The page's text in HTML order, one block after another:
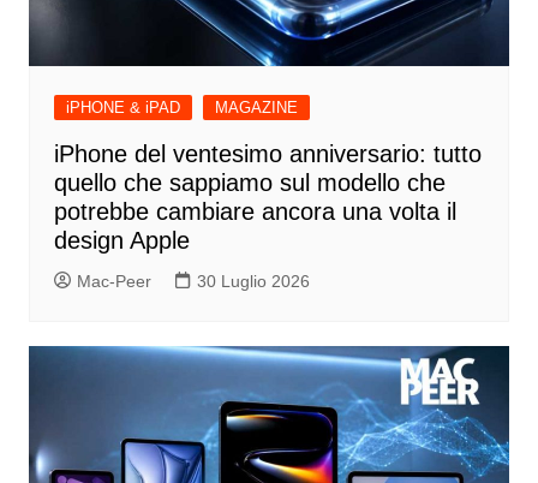
iPHONE & iPAD MAGAZINE
iPhone del ventesimo anniversario: tutto
quello che sappiamo sul modello che
potrebbe cambiare ancora una volta il
design Apple
Mac-Peer 30 Luglio 2026